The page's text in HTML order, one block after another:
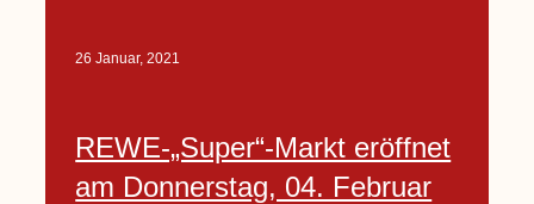
26 Januar, 2021
REWE-„Super“-Markt eröffnet
am Donnerstag, 04. Februar